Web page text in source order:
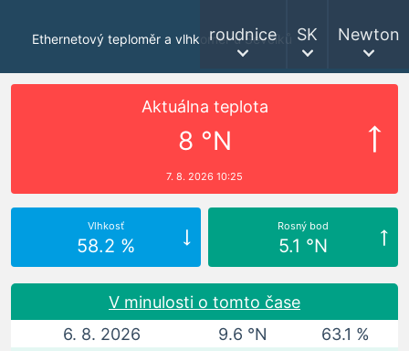
Ethernetový teploměr a vlhkoměr u Ševčíků
roudnice SK Newton
Aktuálna teplota
8 °N
7. 8. 2026 10:25
Vlhkosť
58.2 %
Rosný bod
5.1 °N
V minulosti o tomto čase
6. 8. 2026
9.6 °N
63.1 %